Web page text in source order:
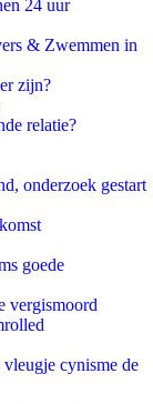
24 uur
& Zwemmen in
zijn?
relatie?
onderzoek gestart
goede
vergismoord
vleugje cynisme de